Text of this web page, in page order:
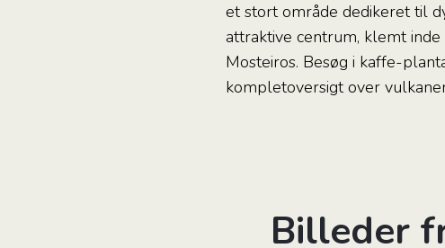
et stort område dedikeret til
attraktive centrum, klemt
Mosteiros. Besøg i kaffe-
kompletoversigt over
Billeder